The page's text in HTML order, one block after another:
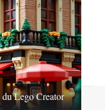
du Lego Creator
Sitemap